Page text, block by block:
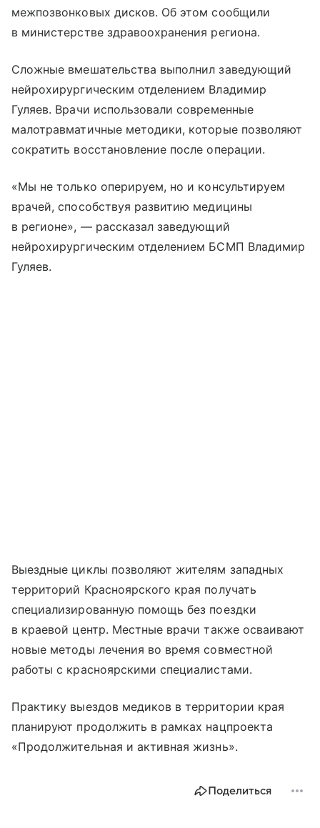
межпозвонковых дисков. Об этом сообщили
в министерстве здравоохранения региона.
Сложные вмешательства выполнил заведующий
нейрохирургическим отделением Владимир
Гуляев. Врачи использовали современные
малотравматичные методики, которые позволяют
сократить восстановление после операции.
«Мы не только оперируем, но и консультируем
врачей, способствуя развитию медицины
в регионе», — рассказал заведующий
нейрохирургическим отделением БСМП Владимир
Гуляев.
Выездные циклы позволяют жителям западных
территорий Красноярского края получать
специализированную помощь без поездки
в краевой центр. Местные врачи также осваивают
новые методы лечения во время совместной
работы с красноярскими специалистами.
Практику выездов медиков в территории края
планируют продолжить в рамках нацпроекта
«Продолжительная и активная жизнь».
Поделиться